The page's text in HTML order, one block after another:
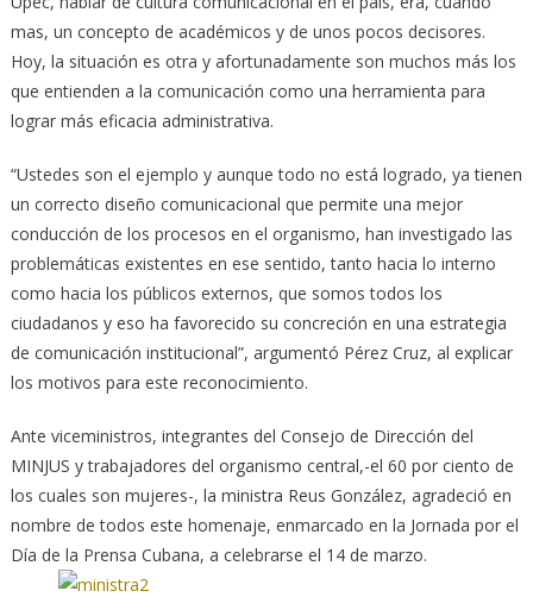
mas, un concepto de académicos y de unos pocos decisores.
Hoy, la situación es otra y afortunadamente son muchos más los
que entienden a la comunicación como una herramienta para
lograr más eficacia administrativa.
“Ustedes son el ejemplo y aunque todo no está logrado, ya tienen
un correcto diseño comunicacional que permite una mejor
conducción de los procesos en el organismo, han investigado las
problemáticas existentes en ese sentido, tanto hacia lo interno
como hacia los públicos externos, que somos todos los
ciudadanos y eso ha favorecido su concreción en una estrategia
de comunicación institucional”, argumentó Pérez Cruz, al explicar
los motivos para este reconocimiento.
Ante viceministros, integrantes del Consejo de Dirección del
MINJUS y trabajadores del organismo central,-el 60 por ciento de
los cuales son mujeres-, la ministra Reus González, agradeció en
nombre de todos este homenaje, enmarcado en la Jornada por el
Día de la Prensa Cubana, a celebrarse el 14 de marzo.